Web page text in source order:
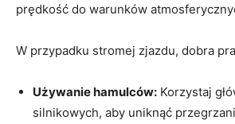
prędkość do warunków
W przypadku stromej zjazdu, dobra
Używanie hamulców: Korzystaj⁣
silnikowych,⁢ aby uniknąć